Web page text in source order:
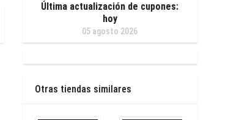
Última actualización de cupones:
hoy
05 agosto 2026
Otras tiendas similares